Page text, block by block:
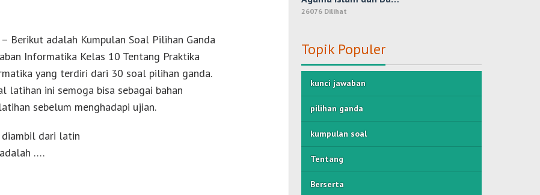
Berikut adalah Kumpulan Soal Pilihan Ganda
Informatika Kelas 10 Tentang Praktika
yang terdiri dari 30 soal pilihan ganda.
latihan ini semoga bisa sebagai bahan
sebelum menghadapi ujian.
dari latin
….
26076 Dilihat
Topik Populer
kunci jawaban
pilihan ganda
kumpulan soal
Tentang
Berserta